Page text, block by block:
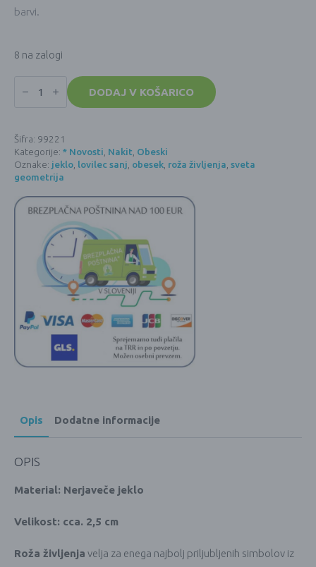
barvi.
8 na zalogi
sanj
z
rožo
življenja
-
količina
DODAJ V KOŠARICO
Šifra: 99221
Kategorije: * Novosti Nakit Obeski
Oznake: jeklo lovilec sanj obesek roža življenja sveta
geometrija
Opis Dodatne informacije
OPIS
Material: Nerjaveče jeklo
Velikost: cca. 2,5 cm
Roža življenja velja za enega najbolj priljubljenih simbolov iz